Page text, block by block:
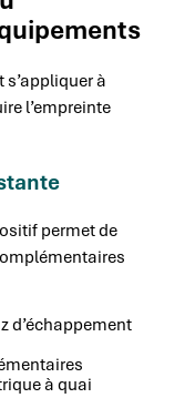
à
l’empreinte
permet de
d’échappement
à quai